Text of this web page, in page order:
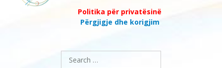
Politika për privatësinë
Përgjigje dhe korigjim
Search
for: